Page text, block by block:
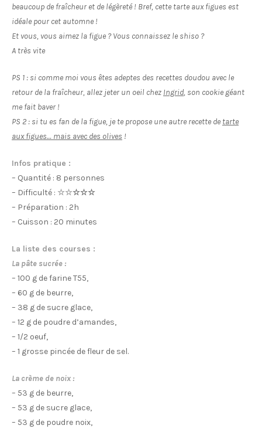
beaucoup de fraîcheur et de légèreté ! Bref, cette tarte aux figues est
idéale pour cet automne !
Et vous, vous aimez la figue ? Vous connaissez le shiso ?
A très vite
PS 1 : si comme moi vous êtes adeptes des recettes doudou avec le
retour de la fraîcheur, allez jeter un oeil chez Ingrid, son cookie géant
me fait baver !
PS 2 : si tu es fan de la figue, je te propose une autre recette de tarte
aux figues… mais avec des olives !
Infos pratique :
– Quantité : 8 personnes
– Difficulté : ☆☆☆☆☆
– Préparation : 2h
– Cuisson : 20 minutes
La liste des courses :
La pâte sucrée :
– 100 g de farine T55,
– 60 g de beurre,
– 38 g de sucre glace,
– 12 g de poudre d’amandes,
– 1/2 oeuf,
– 1 grosse pincée de fleur de sel.
La crème de noix :
– 53 g de beurre,
– 53 g de sucre glace,
– 53 g de poudre noix,